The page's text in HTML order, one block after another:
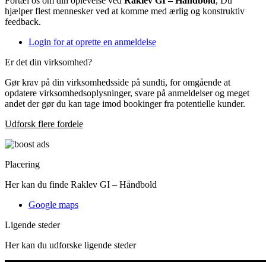
hjælper flest mennesker ved at komme med ærlig og konstruktiv
feedback.
Login for at oprette en anmeldelse
Er det din virksomhed?
Gør krav på din virksomhedsside på sundti, for omgående at
opdatere virksomhedsoplysninger, svare på anmeldelser og meget
andet der gør du kan tage imod bookinger fra potentielle kunder.
Udforsk flere fordele
Placering
Her kan du finde Raklev GI – Håndbold
Google maps
Ligende steder
Her kan du udforske ligende steder